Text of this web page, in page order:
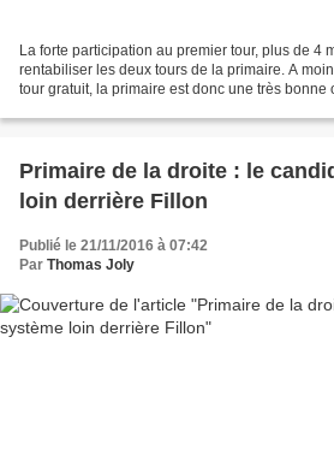
La forte participation au premier tour, plus de 4
rentabiliser les deux tours de la primaire. A
tour gratuit, la primaire est donc une très
Primaire de la droite : le
loin derrière Fillon
Publié le 21/11/2016 à 07:42
Par Thomas Joly